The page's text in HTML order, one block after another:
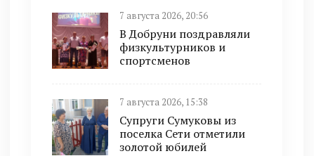
7 августа 2026, 20:56
В Добруни поздравляли
физкультурников и
спортсменов
7 августа 2026, 15:38
Супруги Сумуковы из
поселка Сети отметили
золотой юбилей